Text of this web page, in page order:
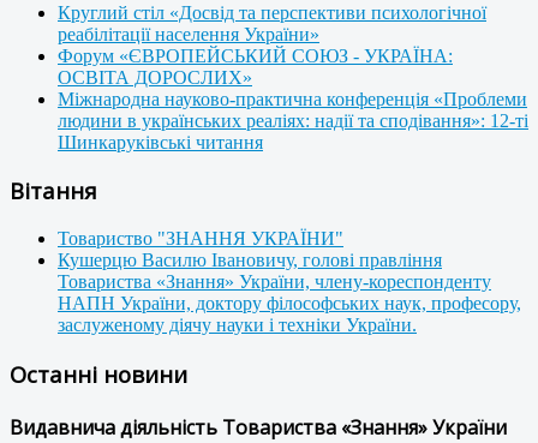
Круглий стіл «Досвід та перспективи психологічної
реабілітації населення України»
Форум «ЄВРОПЕЙСЬКИЙ СОЮЗ - УКРАЇНА:
ОСВІТА ДОРОСЛИХ»
Міжнародна науково-практична конференція «Проблеми
людини в українських реаліях: надії та сподівання»: 12-ті
Шинкаруківські читання
Вітання
Товариство "ЗНАННЯ УКРАЇНИ"
Кушерцю Василю Івановичу, голові правління
Товариства «Знання» України, члену-кореспонденту
НАПН України, доктору філософських наук, професору,
заслуженому діячу науки і техніки України.
Останні новини
Видавнича діяльність Товариства «Знання» України